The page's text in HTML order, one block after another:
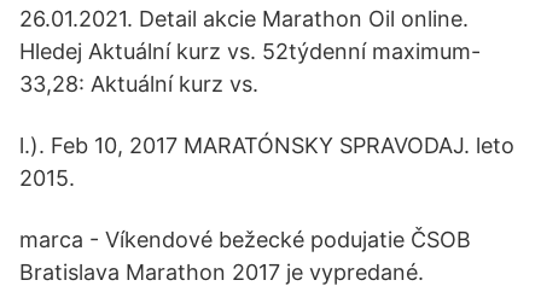
26.01.2021. Detail akcie Marathon Oil online.
Hledej Aktuální kurz vs. 52týdenní maximum-
33,28: Aktuální kurz vs.
l.). Feb 10, 2017 MARATÓNSKY SPRAVODAJ. leto
2015.
marca - Víkendové bežecké podujatie ČSOB
Bratislava Marathon 2017 je vypredané.